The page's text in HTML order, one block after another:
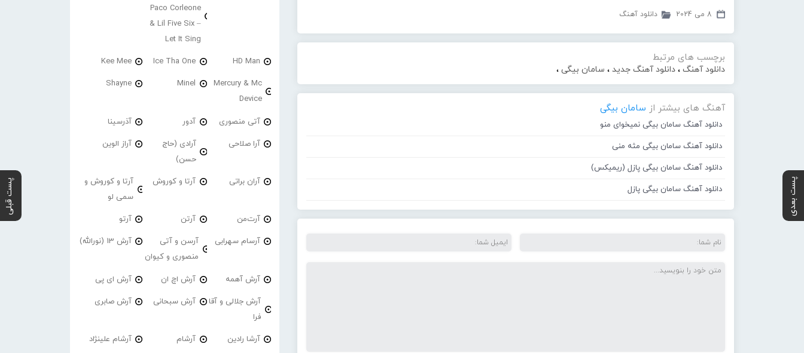
8 می 2024 دانلود آهنگ
پست بعدی پست قبلی
برچسب های مرتبط
دانلود آهنگ ، دانلود آهنگ جدید ، سامان بیگی ،
آهنگ های بیشتر از سامان بیگی
دانلود آهنگ سامان بیگی نمیخوای منو
دانلود آهنگ سامان بیگی مثه منی
دانلود آهنگ سامان بیگی پازل (ریمیکس)
دانلود آهنگ سامان بیگی پازل
Paco Corleone
& Lil Five Six –
Let It Sing
HD Man
Ice Tha One
Kee Mee
Mercury & Mc
Device
Minel
Shayne
آتی منصوری آدور آذرسینا
آرا صلاحی
آرادی (حاج
حسن)
آراز الوین
آران براتی آرتا و کوروش
آرتا و کوروش و
سمی لو
آرت‌من آرتن آرتو
آرسام سهرابی
آرسن و آتی
منصوری و کیوان
آرش 13 (نورالله)
آرش آهمه آرش اچ ان آرش ای پی
آرش جلالی و آقا
فرا
آرش سبحانی آرش صابری
آرشا رادین آرشام آرشام علینژاد